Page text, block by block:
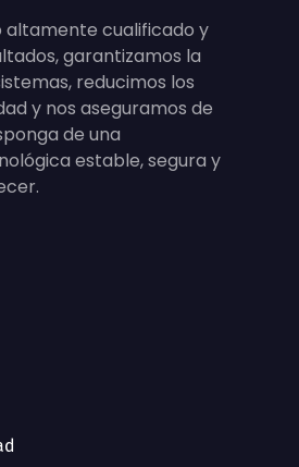
altamente cualificado y
garantizamos la
reducimos los
y nos aseguramos de
de una
estable, segura y